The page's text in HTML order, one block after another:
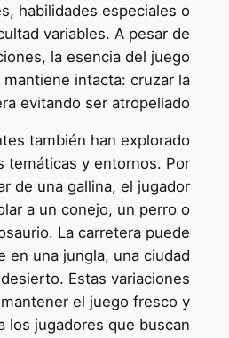
habilidades especiales o
variables. A pesar de
la esencia del juego
mantiene intacta: cruzar la
evitando ser atropellado.
también han explorado
temáticas y entornos. Por
de una gallina, el jugador
a un conejo, un perro o
La carretera puede
en una jungla, una ciudad
Estas variaciones
el juego fresco y
los jugadores que buscan